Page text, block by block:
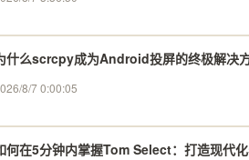
什么scrcpy成为Android投屏的终极解决
8/7 0:00:05
何在5分钟内掌握Tom Select：打造现代